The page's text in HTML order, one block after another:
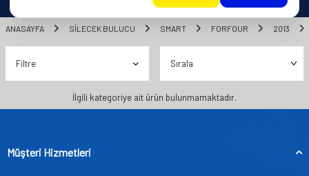
ANASAYFA SILECEK BULUCU SMART FORFOUR 2013
Filtre
İlgili kategoriye ait ürün bulunmamaktadır.
Müşteri Hizmetleri